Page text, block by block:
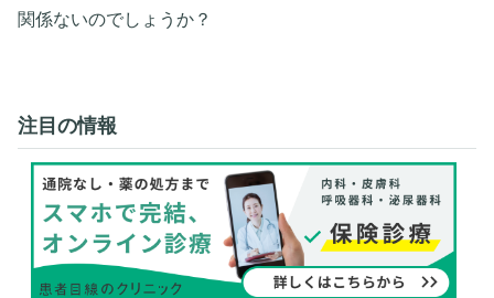
関係ないのでしょうか？
注目の情報